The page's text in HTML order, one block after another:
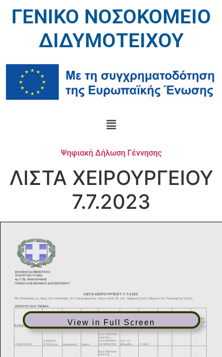
ΓΕΝΙΚΟ ΝΟΣΟΚΟΜΕΙΟ
ΔΙΔΥΜΟΤΕΙΧΟΥ
Ψηφιακή Δήλωση Γέννησης
ΛΙΣΤΑ ΧΕΙΡΟΥΡΓΕΙΟΥ
7.7.2023
View in Full Screen